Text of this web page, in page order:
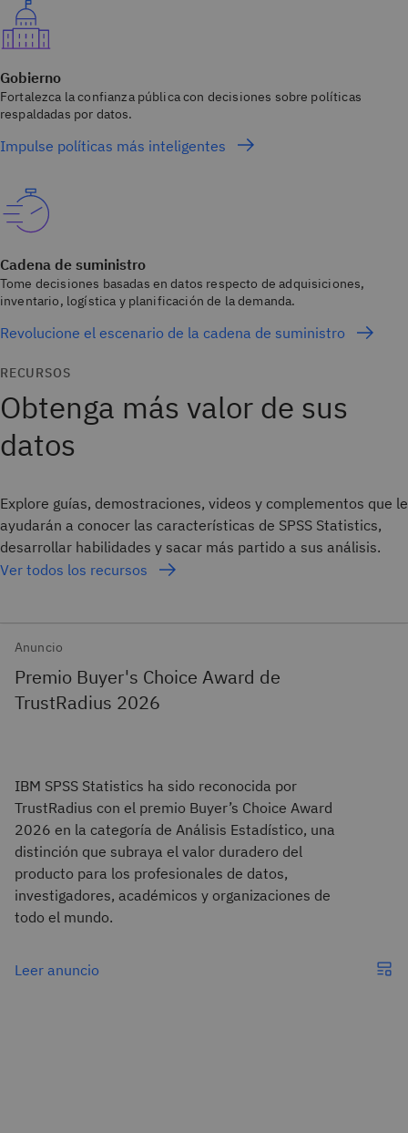
Gobierno
Fortalezca la confianza pública con decisiones sobre políticas
respaldadas por datos.
Impulse políticas más inteligentes
Cadena de suministro
Tome decisiones basadas en datos respecto de adquisiciones,
inventario, logística y planificación de la demanda.
Revolucione el escenario de la cadena de suministro
RECURSOS
Obtenga más valor de sus
datos
Explore guías, demostraciones, videos y complementos que le
ayudarán a conocer las características de SPSS Statistics,
desarrollar habilidades y sacar más partido a sus análisis.
Ver todos los recursos
Anuncio
Premio Buyer's Choice Award de
TrustRadius 2026
IBM SPSS Statistics ha sido reconocida por
TrustRadius con el premio Buyer’s Choice Award
2026 en la categoría de Análisis Estadístico, una
distinción que subraya el valor duradero del
producto para los profesionales de datos,
investigadores, académicos y organizaciones de
todo el mundo.
Leer anuncio